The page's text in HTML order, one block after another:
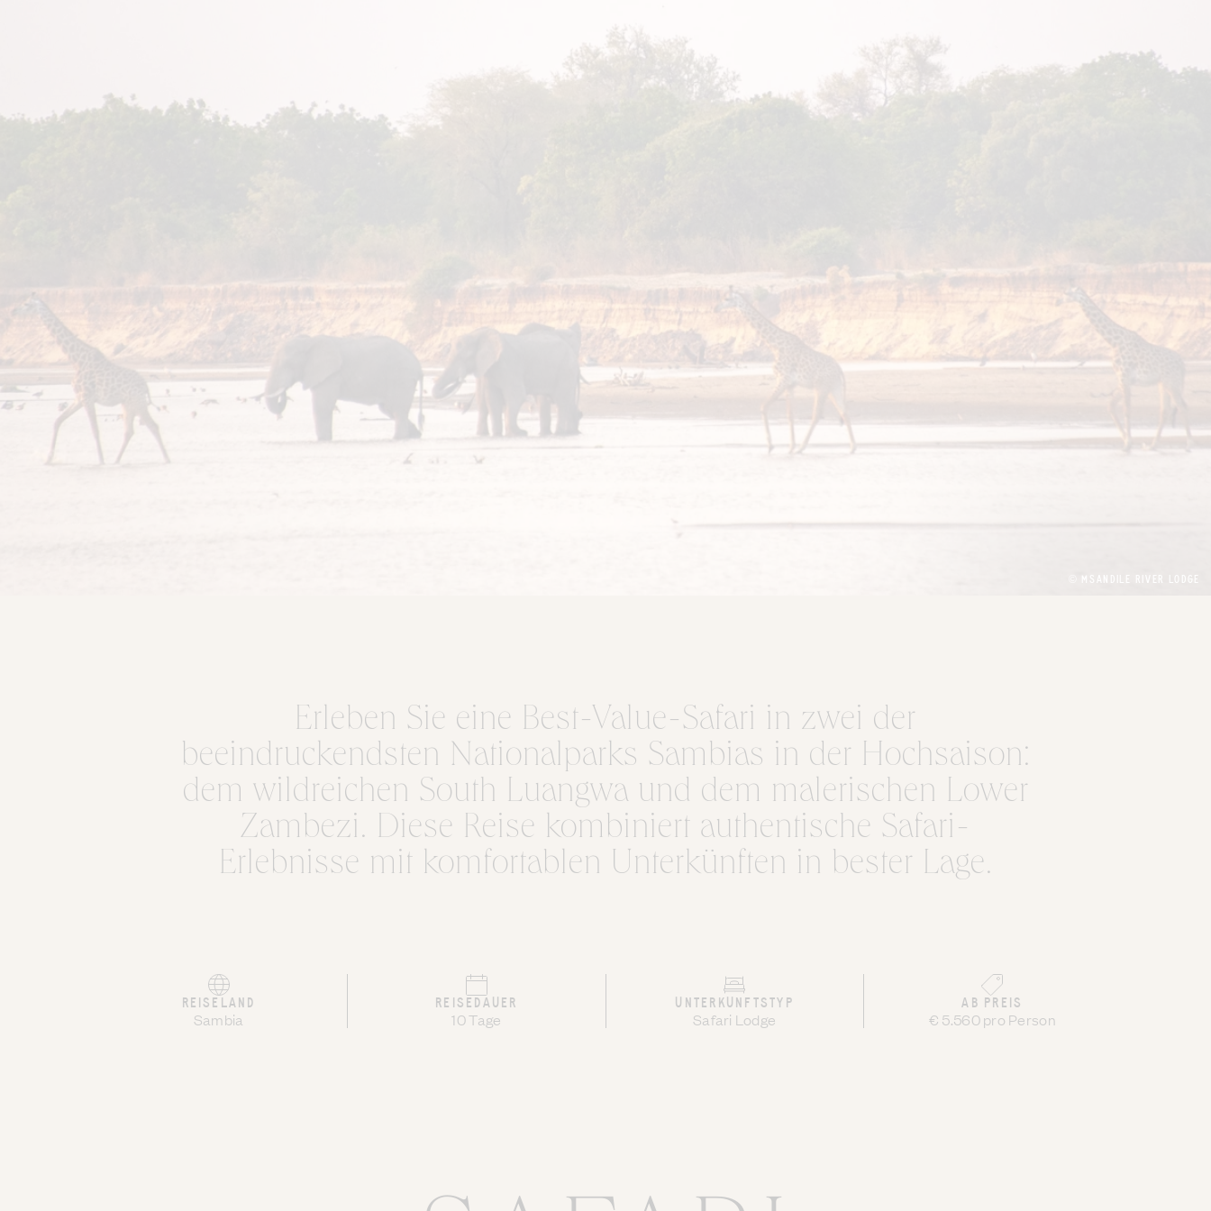
© MSANDILE RIVER LODGE
Erleben Sie eine Best-Value-Safari in zwei der
beeindruckendsten Nationalparks Sambias in der Hochsaison:
dem wildreichen South Luangwa und dem malerischen Lower
Zambezi. Diese Reise kombiniert authentische Safari-
Erlebnisse mit komfortablen Unterkünften in bester Lage.
REISELAND
Sambia
REISEDAUER
10 Tage
UNTERKUNFTSTYP
Safari Lodge
AB PREIS
€ 5.560 pro Person